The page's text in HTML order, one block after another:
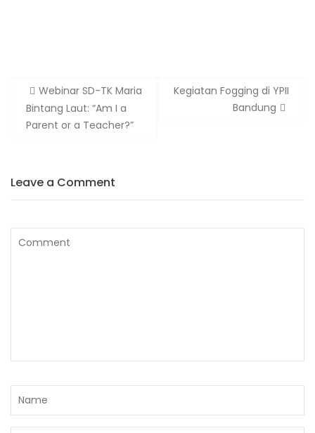
Webinar SD-TK Maria
Bintang Laut: “Am I a
Parent or a Teacher?”
Kegiatan Fogging di YPII
Bandung
Leave a Comment